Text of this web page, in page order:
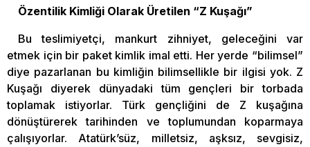
Özentilik Kimliği Olarak Üretilen “Z Kuşağı”
Bu teslimiyetçi, mankurt zihniyet, geleceğini var
etmek için bir paket kimlik imal etti. Her yerde “bilimsel”
diye pazarlanan bu kimliğin bilimsellikle bir ilgisi yok. Z
Kuşağı diyerek dünyadaki tüm gençleri bir torbada
toplamak istiyorlar. Türk gençliğini de Z kuşağına
dönüştürerek tarihinden ve toplumundan koparmaya
çalışıyorlar. Atatürk’süz, milletsiz, aşksız, sevgisiz,